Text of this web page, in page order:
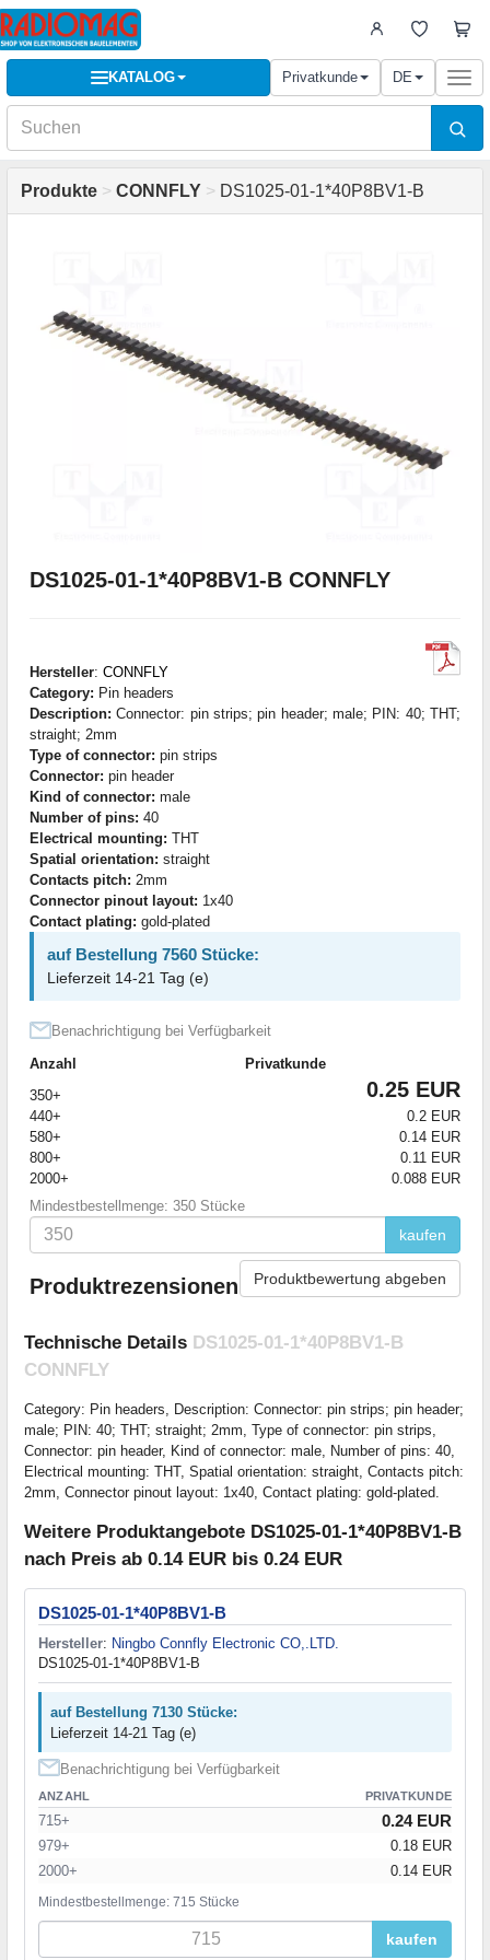
KATALOG Privatkunde DE
Produkte > CONNFLY > DS1025-01-1*40P8BV1-B
DS1025-01-1*40P8BV1-B CONNFLY
Hersteller: CONNFLY
Category: Pin headers
Description: Connector: pin strips; pin header; male; PIN: 40; THT;
straight; 2mm
Type of connector: pin strips
Connector: pin header
Kind of connector: male
Number of pins: 40
Electrical mounting: THT
Spatial orientation: straight
Contacts pitch: 2mm
Connector pinout layout: 1x40
Contact plating: gold-plated
auf Bestellung 7560 Stücke:
Lieferzeit 14-21 Tag (e)
Benachrichtigung bei Verfügbarkeit
Anzahl
Privatkunde
350+
0.25 EUR
440+
0.2 EUR
580+
0.14 EUR
800+
0.11 EUR
2000+
0.088 EUR
Mindestbestellmenge: 350 Stücke
kaufen
Produktrezensionen Produktbewertung abgeben
Technische Details DS1025-01-1*40P8BV1-B
CONNFLY
Category: Pin headers, Description: Connector: pin strips; pin header;
male; PIN: 40; THT; straight; 2mm, Type of connector: pin strips,
Connector: pin header, Kind of connector: male, Number of pins: 40,
Electrical mounting: THT, Spatial orientation: straight, Contacts pitch:
2mm, Connector pinout layout: 1x40, Contact plating: gold-plated.
Weitere Produktangebote DS1025-01-1*40P8BV1-B
nach Preis ab 0.14 EUR bis 0.24 EUR
DS1025-01-1*40P8BV1-B
Hersteller: Ningbo Connfly Electronic CO,.LTD.
DS1025-01-1*40P8BV1-B
auf Bestellung 7130 Stücke:
Lieferzeit 14-21 Tag (e)
Benachrichtigung bei Verfügbarkeit
ANZAHL PRIVATKUNDE
715+ 0.24 EUR
979+
0.18 EUR
2000+
0.14 EUR
Mindestbestellmenge: 715 Stücke
kaufen